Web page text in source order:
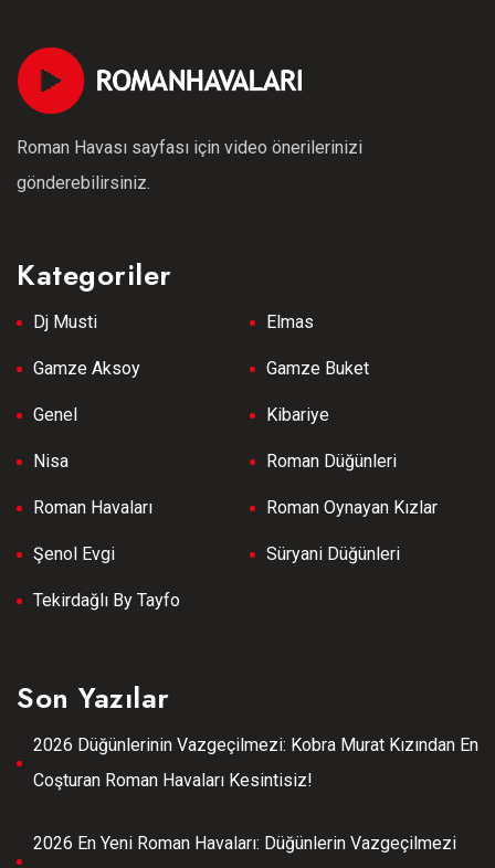
Roman Havası sayfası için video önerilerinizi
gönderebilirsiniz.
Kategoriler
Dj Musti Elmas
Gamze Aksoy Gamze Buket
Genel Kibariye
Nisa Roman Düğünleri
Roman Havaları Roman Oynayan Kızlar
Şenol Evgi Süryani Düğünleri
Tekirdağlı By Tayfo
Son Yazılar
2026 Düğünlerinin Vazgeçilmezi: Kobra Murat Kızından En
Coşturan Roman Havaları Kesintisiz!
2026 En Yeni Roman Havaları: Düğünlerin Vazgeçilmezi